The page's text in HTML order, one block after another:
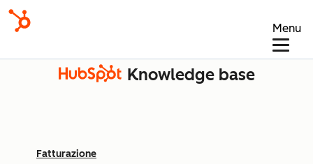
Menu
Knowledge base
Fatturazione